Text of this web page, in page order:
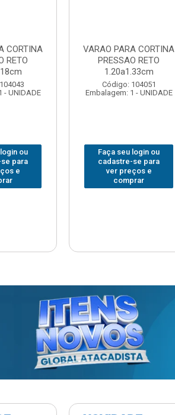
CORTINA
RETO
- UNIDADE
ou
para
e
VARAO PARA CORTINA
PRESSAO RETO
1.35a1.48cm
Código: 104060
Embalagem: 1 - UNIDADE
Faça seu login ou
cadastre-se para
ver preços e
comprar